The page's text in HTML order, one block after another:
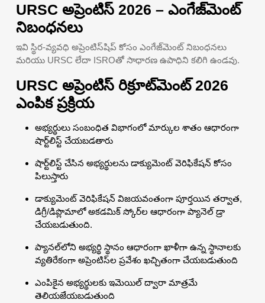
URSC అప్రెంటిస్ 2026 – ఎంగేజ్‌మెంట్
నిబంధనలు
ఇవి స్థిర-వ్యవధి అప్రెంటిస్‌షిప్ కోసం ఎంగేజ్‌మెంట్ నిబంధనలు
మరియు URSC లేదా ISROతో సాధారణ ఉపాధిని కలిగి ఉండవు.
URSC అప్రెంటిస్ రిక్రూట్‌మెంట్ 2026
ఎంపిక ప్రక్రియ
అభ్యర్థులు సంబంధిత విభాగంలో మార్కుల శాతం ఆధారంగా
షార్ట్‌లిస్ట్ చేయబడతారు
షార్ట్‌లిస్ట్ చేసిన అభ్యర్థులను డాక్యుమెంట్ వెరిఫికేషన్ కోసం
పిలుస్తారు
డాక్యుమెంట్ వెరిఫికేషన్ విజయవంతంగా పూర్తయిన తర్వాత,
డిగ్రీ/డిప్లొమాలో అకడమిక్ స్కోర్‌ల ఆధారంగా ప్యానెల్ డ్రా
చేయబడుతుంది.
ప్యానల్‌లోని అభ్యర్థి స్థానం ఆధారంగా ఖాళీగా ఉన్న స్థానాలకు
వ్యతిరేకంగా అప్రెంటిస్‌ల ప్రవేశం ఖచ్చితంగా చేయబడుతుంది
ఎంపికైన అభ్యర్థులకు ఇమెయిల్ ద్వారా మాత్రమే
తెలియజేయబడుతుంది